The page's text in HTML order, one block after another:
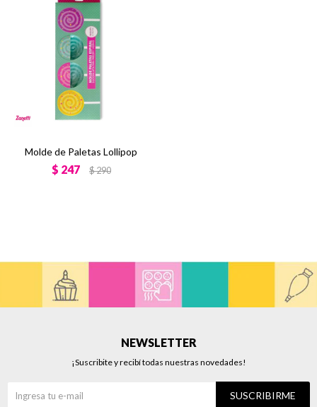
Molde de Paletas Lollipop
$ 247 $290
NEWSLETTER
¡Suscribite y recibí todas nuestras novedades!
SUSCRIBIRME